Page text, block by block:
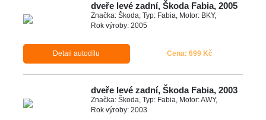
dveře levé zadní, Škoda Fabia, 2005
Značka: Škoda, Typ: Fabia, Motor: BKY,
Rok výroby: 2005
Detail autodílu Cena: 699 Kč
dveře levé zadní, Škoda Fabia, 2003
Značka: Škoda, Typ: Fabia, Motor: AWY,
Rok výroby: 2003